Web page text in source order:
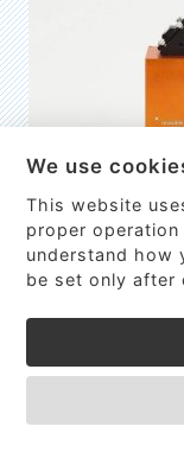
EMILIE
První nano-
We use
This website
proper
understand how
be set only after